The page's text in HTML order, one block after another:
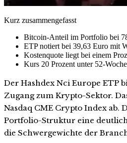
Kurz zusammengefasst
Bitcoin-Anteil im Portfolio bei
ETP notiert bei 39,63 Euro mit
Kostenquote liegt bei einem
Kurs 20 Prozent unter 52-
Der Hashdex Nci Europe ETP
Zugang zum Krypto-Sektor.
Nasdaq CME Crypto Index ab.
Portfolio-Struktur eine
die Schwergewichte der